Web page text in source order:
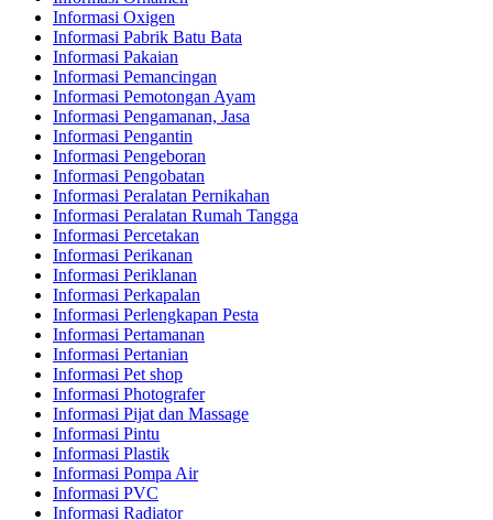
Informasi Oxigen
Informasi Pabrik Batu Bata
Informasi Pakaian
Informasi Pemancingan
Informasi Pemotongan Ayam
Informasi Pengamanan, Jasa
Informasi Pengantin
Informasi Pengeboran
Informasi Pengobatan
Informasi Peralatan Pernikahan
Informasi Peralatan Rumah Tangga
Informasi Percetakan
Informasi Perikanan
Informasi Periklanan
Informasi Perkapalan
Informasi Perlengkapan Pesta
Informasi Pertamanan
Informasi Pertanian
Informasi Pet shop
Informasi Photografer
Informasi Pijat dan Massage
Informasi Pintu
Informasi Plastik
Informasi Pompa Air
Informasi PVC
Informasi Radiator